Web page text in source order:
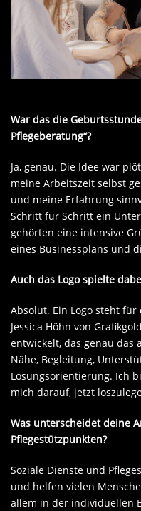
War das die
Pflegeberatung“?
Ja, genau. Die Idee war
meine Arbeitszeit selbst
und meine Erfahrung
Schritt für Schritt ein
gehörten eine intensive
eines Businessplans und
Auch das Logo spielte
Absolut. Ein Logo steht
Jessica Höhn von
entwickelt, das genau das
Nähe, Begleitung,
Lösungsorientierung. Ich
mich darauf, jetzt
Was unterscheidet deine
Pflegestützpunkten?
Soziale Dienste und
und helfen vielen
allem in der individuellen